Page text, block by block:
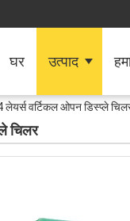
घर उत्पाद
लेयर्स वर्टिकल ओपन डिस्प्ले
चिलर